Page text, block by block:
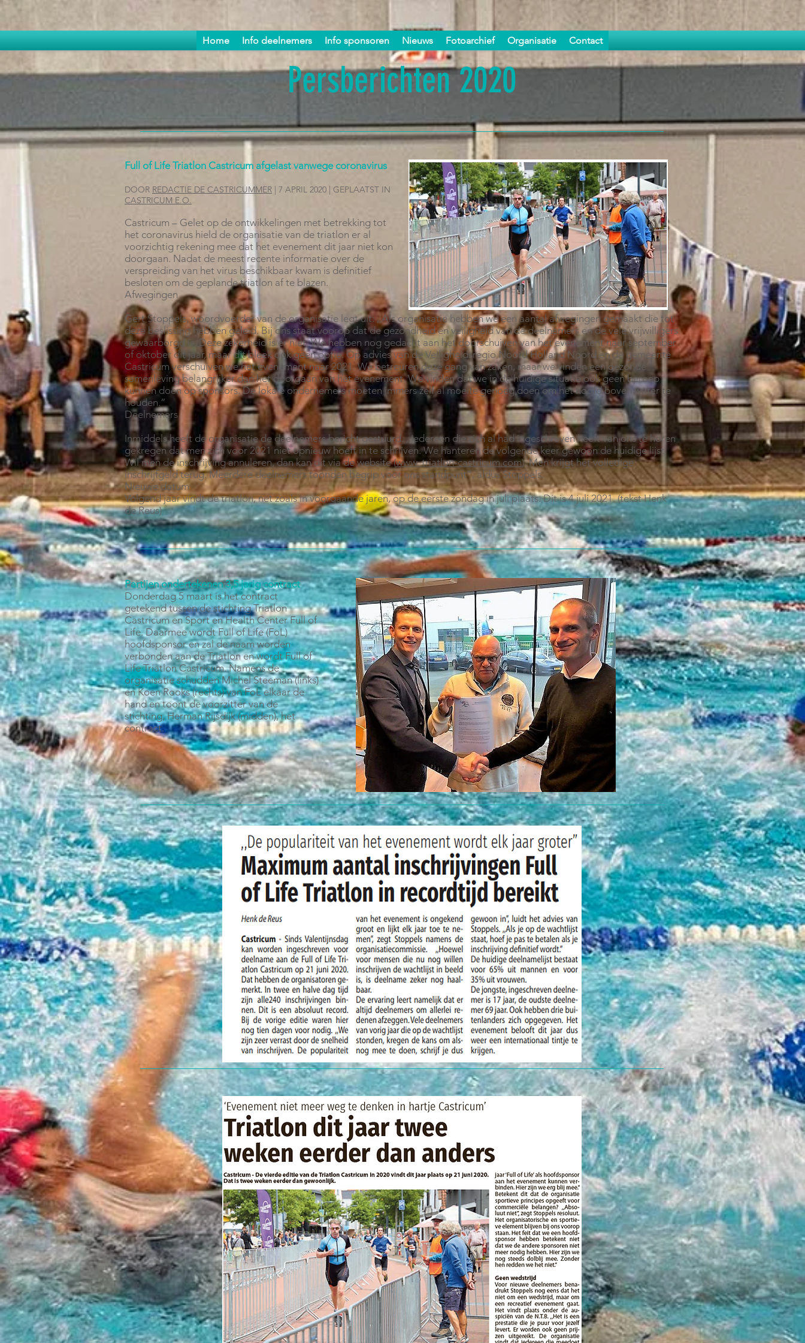
Persberichten 2020
Full of Life Triatlon Castricum afgelast vanwege coronavirus
DOOR REDACTIE DE CASTRICUMMER | 7 APRIL 2020 | GEPLAATST IN
CASTRICUM E.O.
Castricum – Gelet op de ontwikkelingen met betrekking tot
het coronavirus hield de organisatie van de triatlon er al
voorzichtig rekening mee dat het evenement dit jaar niet kon
doorgaan. Nadat de meest recente informatie over de
verspreiding van het virus beschikbaar kwam is definitief
besloten om de geplande triatlon af te blazen.
Afwegingen
Gert Stoppels, woordvoerder van de organisatie legt uit: ,,Als organisatie hebben we een aantal afwegingen gemaakt die tot
deze beslissing hebben geleid. Bij ons staat voorop dat de gezondheid en veiligheid van de deelnemers en de vele vrijwilligers
gewaarborgd is. Deze zekerheid is er niet. We hebben nog gedacht aan het doorschuiven van het evenement naar september
of oktober dit jaar, maar dit bleek ook geen optie. Op advies van de Veiligheidsregio Noord Holland Noord en de gemeente
Castricum verschuiven we het evenement naar 2021. We betreuren deze gang van zaken, maar we vinden een gezonde
samenleving belangrijker dan het doorgaan van het evenement. We vinden dat we in de huidige situatie ook geen beroep
kunnen doen op sponsors. De lokale ondernemers moeten immers zelf al moeite genoeg doen om het hoofd boven water te
houden.”
Deelnemers
Inmiddels heeft de organisatie de deelnemers bericht gestuurd. ,,Iedereen die zich al had ingeschreven heeft van ons te horen
gekregen dat men zich voor 2021 niet opnieuw hoeft in te schrijven. We hanteren de volgende keer gewoon de huidige lijst.
Wil men de inschrijving annuleren, dan kan dit via de website (www. triatlon-castricum.com). Men krijgt het volledige
inschrijfgeld terug. Meerdere deelnemers toonden begrip voor ons standpunt”, aldus Stoppels.
Nieuwe datum
Volgend jaar vindt de triatlon, net zoals in voorgaande jaren, op de eerste zondag in juli plaats. Dit is 4 juli 2021. (tekst Henk
de Reus)
Partijen ondertekenen 3,5 jarig contract
Donderdag 5 maart is het contract
getekend tussen de stichting Triatlon
Castricum en Sport en Health Center Full of
Life. Daarmee wordt Full of Life (FoL)
hoofdsponsor en zal de naam worden
verbonden aan de Triatlon en wordt Full of
Life Triatlon Castricum. Namens de
organisatie schudden Michel Steeman (links)
en Koen Rooks (rechts) van FoL elkaar de
hand en toont de voorzitter van de
stichting, Herman Rijsdijk (midden), het
contract.
Home Info deelnemers Info sponsoren Nieuws Fotoarchief Organisatie Contact